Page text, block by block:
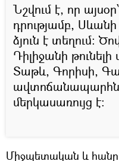
Նշվում է, որ
դրությամբ,
ձյուն է տեղում։
Դիլիջանի
Տաթև, Գորիսի,
մերկասառույց է։
Միջպետական և